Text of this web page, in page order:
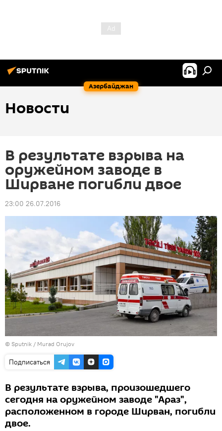
Азербайджан
Новости
В результате взрыва на
оружейном заводе в
Ширване погибли двое
23:00 26.07.2016
© Sputnik / Murad Orujov
Подписаться
В результате взрыва, произошедшего
сегодня на оружейном заводе "Араз",
расположенном в городе Ширван, погибли
двое.